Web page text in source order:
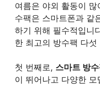
여름은 야외 활동이
수팩은 스마트폰과 같
하기 위해 필수적입니
한 최고의 방수팩 다
첫 번째로, 스마트 방
이 뛰어나고 다양한